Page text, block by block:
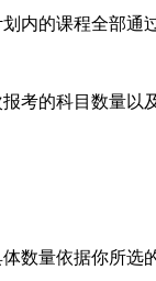
的课程全部通
的科目数量以及
量依据你所选的